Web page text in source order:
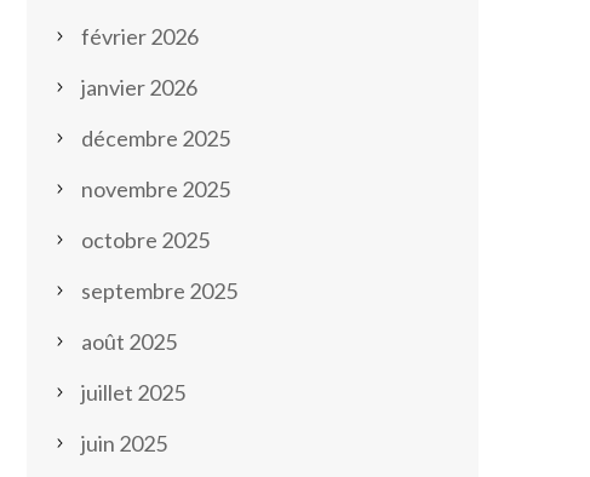
février 2026
janvier 2026
décembre 2025
novembre 2025
octobre 2025
septembre 2025
août 2025
juillet 2025
juin 2025